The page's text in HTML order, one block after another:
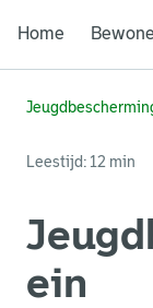
Home
Leestijd: 12 min
ein